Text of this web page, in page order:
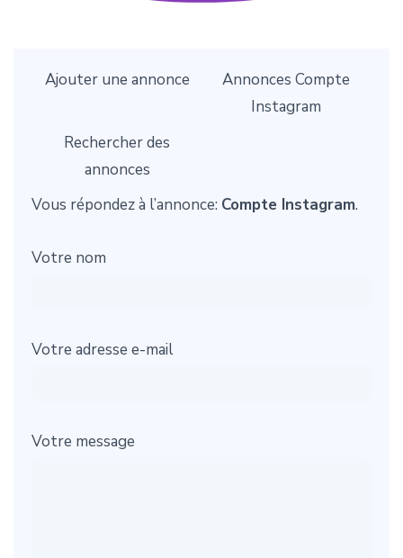
Ajouter une annonce
Annonces Compte
Instagram
Rechercher des
annonces
Vous répondez à l’annonce: Compte Instagram.
Votre nom
Votre adresse e-mail
Votre message